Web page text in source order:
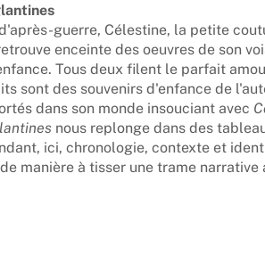
guerre, Célestine, la petite
enceinte des oeuvres de son
Tous deux filent le parfait
sont des souvenirs d'enfance de
dans son monde insouciant avec
nous replonge dans des
ici, chronologie, contexte et
manière à tisser une trame